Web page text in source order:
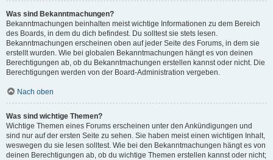
Was sind Bekanntmachungen?
Bekanntmachungen beinhalten meist wichtige Informationen zu dem Bereich
des Boards, in dem du dich befindest. Du solltest sie stets lesen.
Bekanntmachungen erscheinen oben auf jeder Seite des Forums, in dem sie
erstellt wurden. Wie bei globalen Bekanntmachungen hängt es von deinen
Berechtigungen ab, ob du Bekanntmachungen erstellen kannst oder nicht. Die
Berechtigungen werden von der Board-Administration vergeben.
Nach oben
Was sind wichtige Themen?
Wichtige Themen eines Forums erscheinen unter den Ankündigungen und
sind nur auf der ersten Seite zu sehen. Sie haben meist einen wichtigen Inhalt,
weswegen du sie lesen solltest. Wie bei den Bekanntmachungen hängt es von
deinen Berechtigungen ab, ob du wichtige Themen erstellen kannst oder nicht;